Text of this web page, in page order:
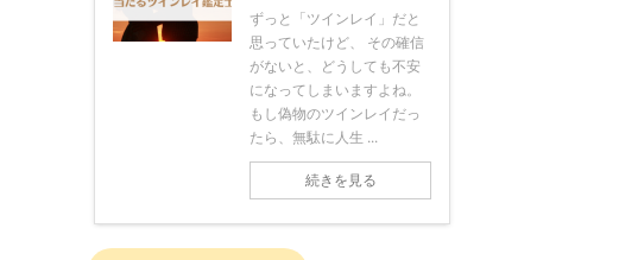
ずっと「ツインレイ」だと
思っていたけど、 その確信
がないと、どうしても不安
になってしまいますよね。
もし偽物のツインレイだっ
たら、無駄に人生 ...
続きを見る